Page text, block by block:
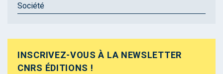
Société
INSCRIVEZ-VOUS À LA NEWSLETTER
CNRS ÉDITIONS !